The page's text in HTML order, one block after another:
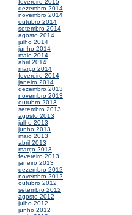
fevereiro 2015
dezembro 2014
novembro 2014
outubro 2014
setembro 2014
agosto 2014
julho 2014
junho 2014
maio 2014
abril 2014
março 2014
fevereiro 2014
janeiro 2014
dezembro 2013
novembro 2013
outubro 2013
setembro 2013
agosto 2013
julho 2013
junho 2013
maio 2013
abril 2013
março 2013
fevereiro 2013
janeiro 2013
dezembro 2012
novembro 2012
outubro 2012
setembro 2012
agosto 2012
julho 2012
junho 2012